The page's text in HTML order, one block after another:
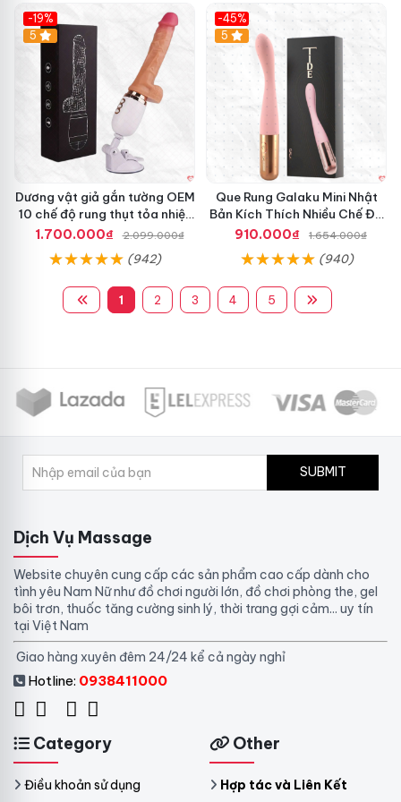
-19%
Hot
5
Dương vật giả gắn tường OEM
10 chế độ rung thụt tỏa nhiệt
siêu thực
1.700.000₫ 2.099.000₫
(942)
-45%
Hot
5
Que Rung Galaku Mini Nhật
Bản Kích Thích Nhiều Chế Độ
Sạc Pin
910.000₫ 1.654.000₫
(940)
1 2 3 4 5
SUBMIT
Dịch Vụ Massage
Website chuyên cung cấp các sản phẩm cao cấp dành cho
tình yêu Nam Nữ như đồ chơi người lớn, đồ chơi phòng the, gel
bôi trơn, thuốc tăng cường sinh lý, thời trang gợi cảm... uy tín
tại Việt Nam
Giao hàng xuyên đêm 24/24 kể cả ngày nghỉ
Hotline: 0938411000
Category
Điều khoản sử dụng
Other
Hợp tác và Liên Kết